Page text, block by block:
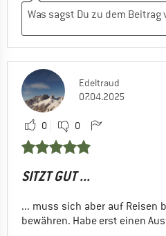
Edeltraud
07.04.2025
0 0
SITZT GUT ...
... muss sich aber auf Reisen
bewähren. Habe erst einen